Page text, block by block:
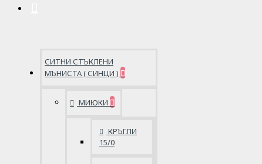
СИТНИ СТЪКЛЕНИ
МЪНИСТА ( СИНЦИ )
МИЮКИ
КРЪГЛИ
15/0